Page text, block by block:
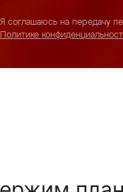
Я соглашаюсь на передачу
Политике